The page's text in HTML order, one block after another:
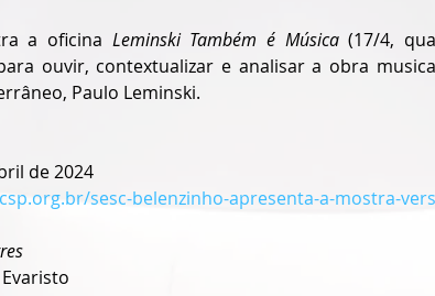
a oficina Leminski Também é Música (17/4,
ouvir, contextualizar e analisar a obra
Paulo Leminski.
de 2024
sesc-belenzinho-apresenta-a-mostra-